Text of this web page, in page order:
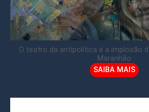
O teatro da antipolítica e a implosão
Maranhão
SAIBA MAIS